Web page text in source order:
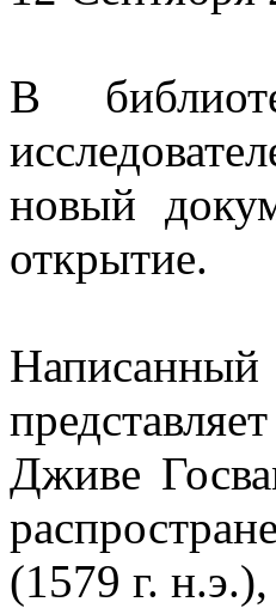
В
новый
открытие.
Дживе
(1579 г.